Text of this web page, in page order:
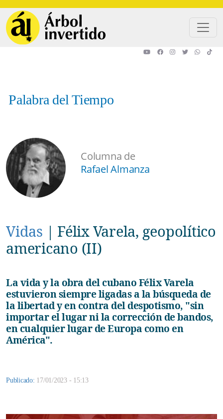
Palabra del Tiempo
Columna de
Rafael Almanza
Vidas | Félix Varela, geopolítico
americano (II)
La vida y la obra del cubano Félix Varela
estuvieron siempre ligadas a la búsqueda de
la libertad y en contra del despotismo, "sin
importar el lugar ni la corrección de bandos,
en cualquier lugar de Europa como en
América".
Publicado: 17/01/2023 - 15:13